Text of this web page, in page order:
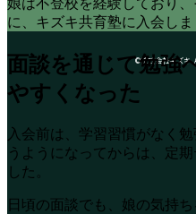
©株式会社キズキ
娘は不登校を経験しており
に、キズキ共育塾に入会しま
面談を通じて勉強
やすくなった
入会前は、学習習慣がなく
うようになってからは、定
した。
日頃の面談でも、娘の気持